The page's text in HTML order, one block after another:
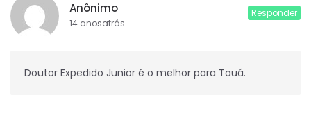
Anônimo
14 anosatrás
Responder
Doutor Expedido Junior é o melhor para Tauá.